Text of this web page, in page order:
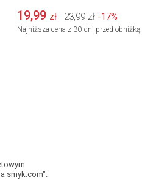
19,99 zł 23,99 zł -17%
Najniższa cena z 30 dni przed obniżką:
smyk.com".